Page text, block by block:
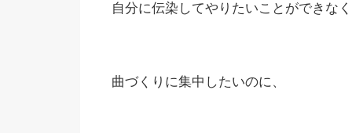
自分に伝染してやりたいことができな
曲づくりに集中したいのに、